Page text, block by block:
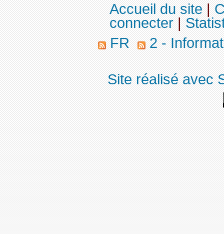
Accueil du site|
connecter|
FR
2 -
Site réalisé avec